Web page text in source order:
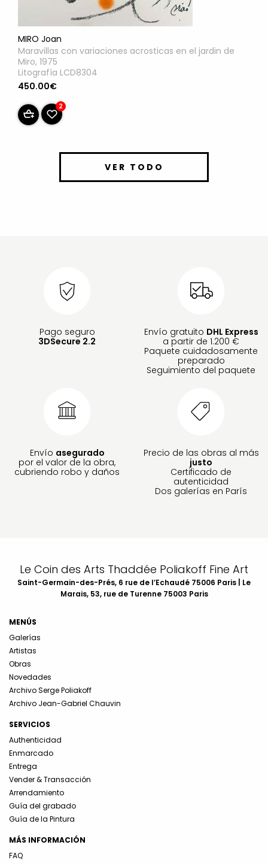
MIRO Joan
Maravillas con variaciones acrosticas en el jardin de
Miro, 1975
Litografía LCD8304
450.00€
2
VER TODO
Pago seguro
3DSecure 2.2
Envío gratuito DHL Express
a partir de 1.200 €
Paquete cuidadosamente
preparado
Seguimiento del paquete
Envío asegurado
por el valor de la obra,
cubriendo robo y daños
Precio de las obras al más
justo
Certificado de
autenticidad
Dos galerías en París
Le Coin des Arts Thaddée Poliakoff Fine Art
Saint-Germain-des-Prés, 6 rue de l’Echaudé 75006 Paris | Le
Marais, 53, rue de Turenne 75003 Paris
MENÚS
Galerías
Artistas
Obras
Novedades
Archivo Serge Poliakoff
Archivo Jean-Gabriel Chauvin
SERVICIOS
Authenticidad
Enmarcado
Entrega
Vender & Transacción
Arrendamiento
Guía del grabado
Guía de la Pintura
MÁS INFORMACIÓN
FAQ